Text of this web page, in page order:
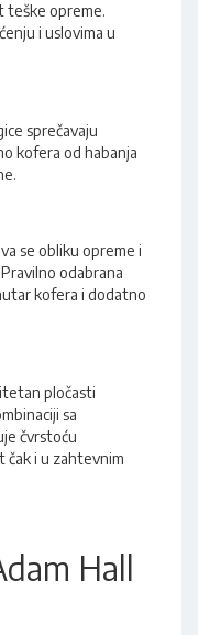
teške opreme.
i uslovima u
sprečavaju
kofera od habanja
se obliku opreme i
odabrana
kofera i dodatno
pločasti
sa
čvrstoću
čak i u zahtevnim
Hall